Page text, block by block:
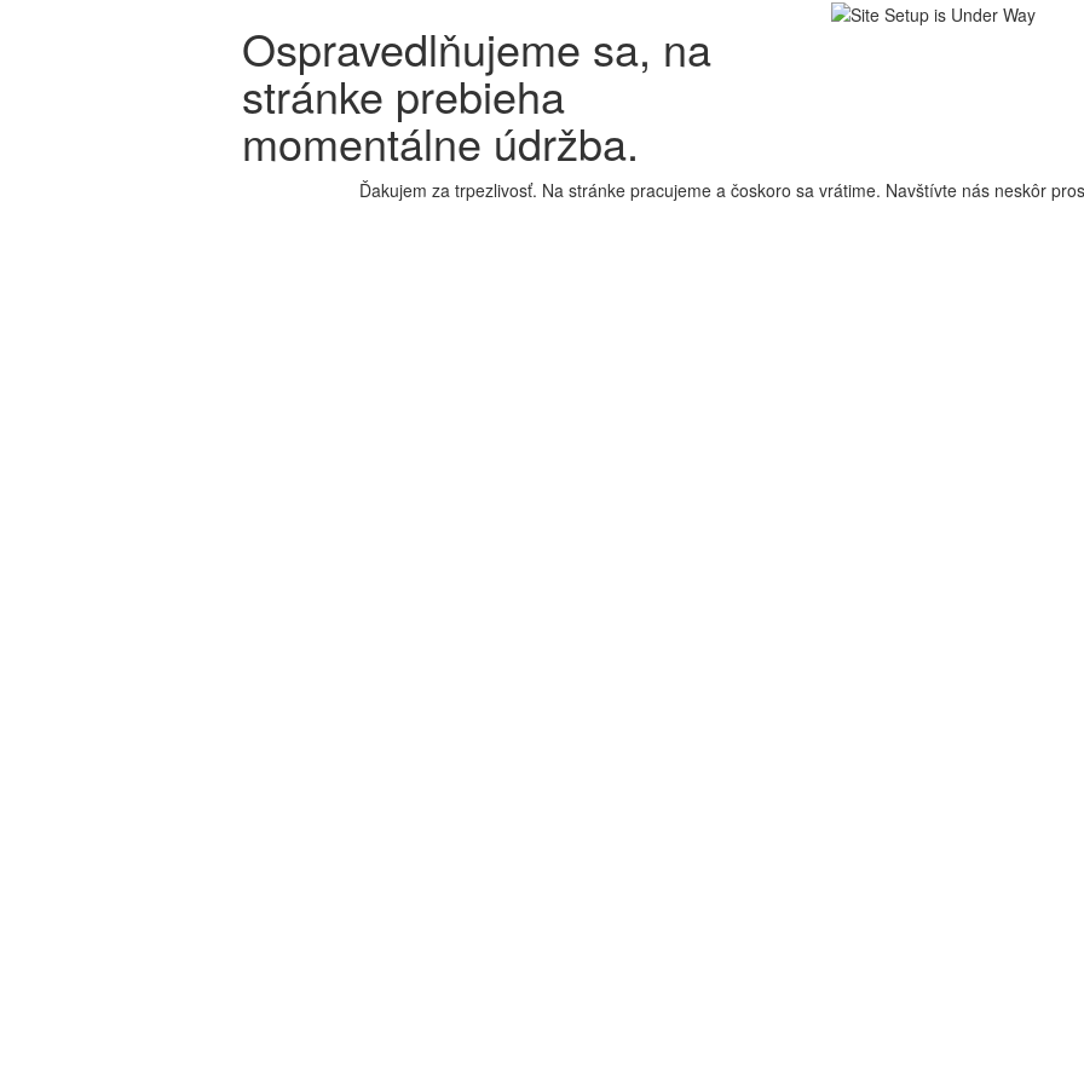
Ospravedlňujeme sa, na
stránke prebieha
momentálne údržba.
Ďakujem za trpezlivosť. Na stránke pracujeme a čoskoro sa vrátime. Navštívte nás neskôr